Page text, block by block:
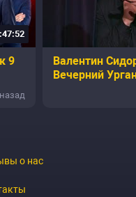
9
Валентин
Вечерний
о нас